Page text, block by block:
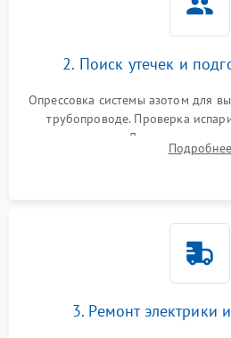
2. Поиск утечек и
Опрессовка системы азотом для
трубопроводе. Проверка
течеискателем. Демонтаж
продувка капиллярной трубки
Подробнее
3. Ремонт электрики